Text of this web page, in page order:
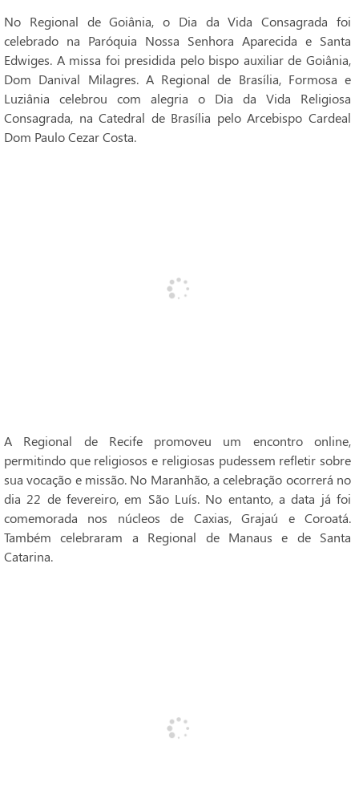
No Regional de Goiânia, o Dia da Vida Consagrada foi
celebrado na Paróquia Nossa Senhora Aparecida e Santa
Edwiges. A missa foi presidida pelo bispo auxiliar de Goiânia,
Dom Danival Milagres. A Regional de Brasília, Formosa e
Luziânia celebrou com alegria o Dia da Vida Religiosa
Consagrada, na Catedral de Brasília pelo Arcebispo Cardeal
Dom Paulo Cezar Costa.
A Regional de Recife promoveu um encontro online,
permitindo que religiosos e religiosas pudessem refletir sobre
sua vocação e missão. No Maranhão, a celebração ocorrerá no
dia 22 de fevereiro, em São Luís. No entanto, a data já foi
comemorada nos núcleos de Caxias, Grajaú e Coroatá.
Também celebraram a Regional de Manaus e de Santa
Catarina.